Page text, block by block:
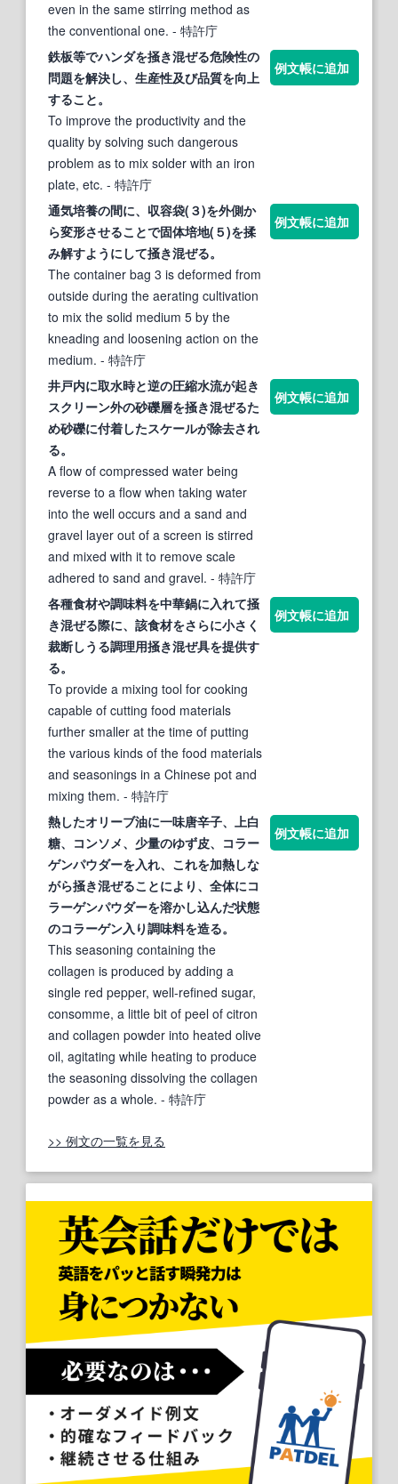
even in the same stirring method as
the conventional one. - 特許庁
鉄板等でハンダを掻き混ぜる危険性の
問題を解決し、生産性及び品質を向上
すること。
To improve the productivity and the
quality by solving such dangerous
problem as to mix solder with an iron
plate, etc. - 特許庁
例文帳に追加
通気培養の間に、収容袋(３)を外側か
ら変形させることで固体培地(５)を揉
み解すようにして掻き混ぜる。
The container bag 3 is deformed from
outside during the aerating cultivation
to mix the solid medium 5 by the
kneading and loosening action on the
medium. - 特許庁
例文帳に追加
井戸内に取水時と逆の圧縮水流が起き
スクリーン外の砂礫層を掻き混ぜるた
め砂礫に付着したスケールが除去され
る。
A flow of compressed water being
reverse to a flow when taking water
into the well occurs and a sand and
gravel layer out of a screen is stirred
and mixed with it to remove scale
adhered to sand and gravel. - 特許庁
例文帳に追加
各種食材や調味料を中華鍋に入れて掻
き混ぜる際に、該食材をさらに小さく
裁断しうる調理用掻き混ぜ具を提供す
る。
To provide a mixing tool for cooking
capable of cutting food materials
further smaller at the time of putting
the various kinds of the food materials
and seasonings in a Chinese pot and
mixing them. - 特許庁
例文帳に追加
熱したオリーブ油に一味唐辛子、上白
糖、コンソメ、少量のゆず皮、コラー
ゲンパウダーを入れ、これを加熱しな
がら掻き混ぜることにより、全体にコ
ラーゲンパウダーを溶かし込んだ状態
のコラーゲン入り調味料を造る。
This seasoning containing the
collagen is produced by adding a
single red pepper, well-refined sugar,
consomme, a little bit of peel of citron
and collagen powder into heated olive
oil, agitating while heating to produce
the seasoning dissolving the collagen
powder as a whole. - 特許庁
例文帳に追加
>> 例文の一覧を見る